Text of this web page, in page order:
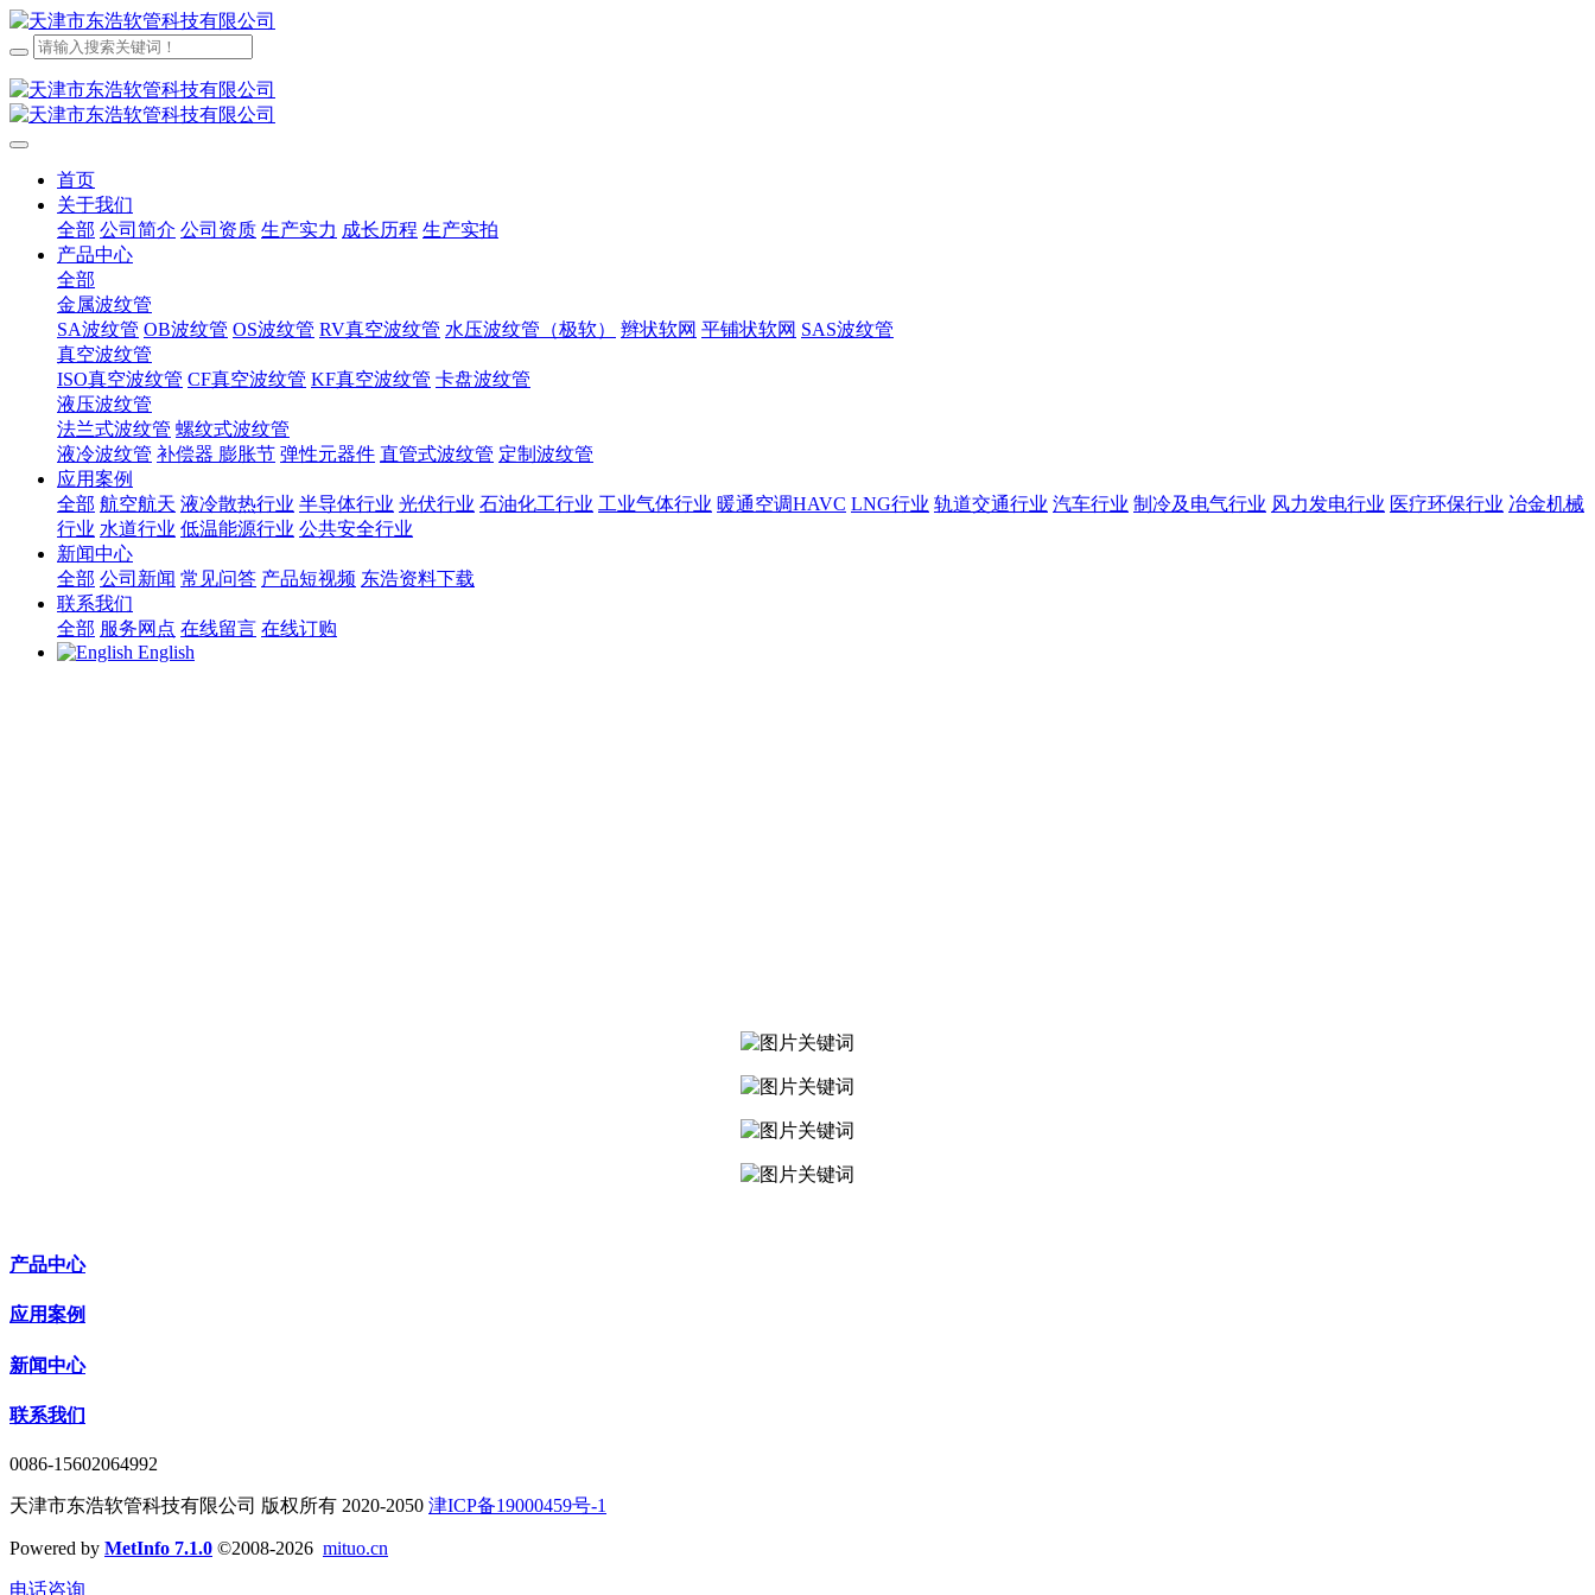
首页
关于我们
全部 公司简介 公司资质 生产实力 成长历程 生产实拍
产品中心
全部
金属波纹管
SA波纹管 OB波纹管 OS波纹管 RV真空波纹管 水压波纹管（极软） 辫状软网 平铺状软网 SAS波纹管
真空波纹管
ISO真空波纹管 CF真空波纹管 KF真空波纹管 卡盘波纹管
液压波纹管
法兰式波纹管 螺纹式波纹管
液冷波纹管 补偿器 膨胀节 弹性元器件 直管式波纹管 定制波纹管
应用案例
全部 航空航天 液冷散热行业 半导体行业 光伏行业 石油化工行业 工业气体行业 暖通空调HAVC LNG行业 轨道交通行业 汽车行业 制冷及电气行业 风力发电行业 医疗环保行业 冶金机械
行业 水道行业 低温能源行业 公共安全行业
新闻中心
全部 公司新闻 常见问答 产品短视频 东浩资料下载
联系我们
全部 服务网点 在线留言 在线订购
English
产品中心
应用案例
新闻中心
联系我们
0086-15602064992
天津市东浩软管科技有限公司 版权所有 2020-2050 津ICP备19000459号-1
Powered by MetInfo 7.1.0 ©2008-2026 mituo.cn
电话咨询